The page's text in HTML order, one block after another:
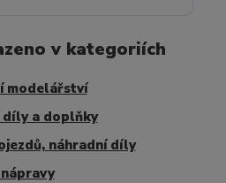
v kategoriích
modelářství
díly a doplňky
náhradní díly